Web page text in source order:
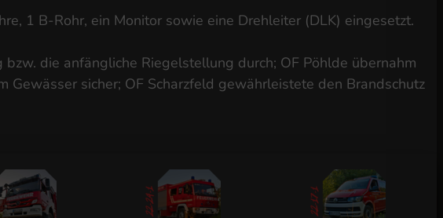
1 B‑Rohr, ein Monitor sowie eine Drehleiter (DLK) eingesetzt.
die anfängliche Riegelstellung durch; OF Pöhlde übernahm
sicher; OF Scharzfeld gewährleistete den Brandschutz